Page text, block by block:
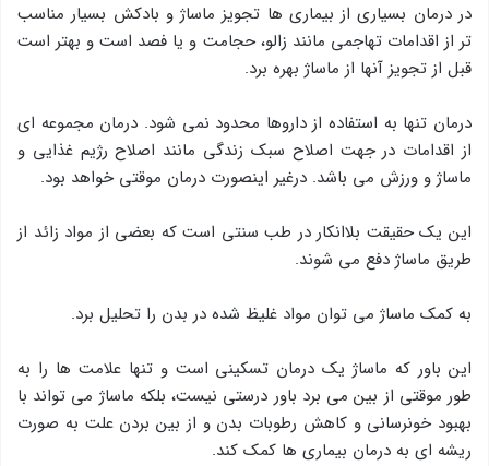
در درمان بسیاری از بیماری ها تجویز ماساژ و بادکش بسیار مناسب
تر از اقدامات تهاجمی مانند زالو، حجامت و یا فصد است و بهتر است
قبل از تجویز آنها از ماساژ بهره برد.
درمان تنها به استفاده از داروها محدود نمی شود. درمان مجموعه ای
از اقدامات در جهت اصلاح سبک زندگی مانند اصلاح رژیم غذایی و
ماساژ و ورزش می باشد. درغیر اینصورت درمان موقتی خواهد بود.
این یک حقیقت بلاانكار در طب سنتی است که بعضی از مواد زائد از
طریق ماساژ دفع می شوند.
به کمک ماساژ می توان مواد غلیظ شده در بدن را تحلیل برد.
این باور که ماساژ یک درمان تسکینی است و تنها علامت ها را به
طور موقتی از بین می برد باور درستی نیست، بلکه ماساژ می تواند با
بهبود خونرسانی و کاهش رطوبات بدن و از بین بردن علت به صورت
ریشه ای به درمان بیماری ها کمک کند.